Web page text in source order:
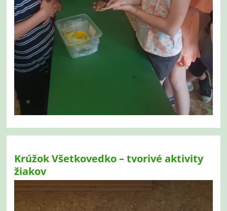
Krúžok Všetkovedko – tvorivé aktivity
žiakov